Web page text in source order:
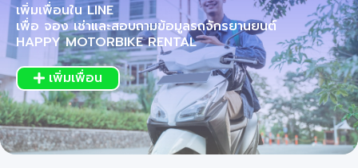
เพิ่มเพื่อนใน LINE
เพื่อ จอง เช่าและสอบถามข้อมูลรถจักรยานยนต์
HAPPY MOTORBIKE RENTAL
เพิ่มเพื่อน